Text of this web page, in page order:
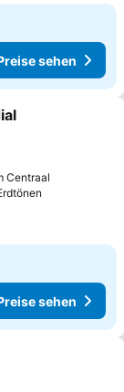
sehen
Centraal
sehen